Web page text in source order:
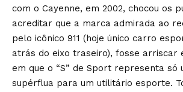
com o Cayenne, em 2002, chocou os
acreditar que a marca admirada ao
pelo icônico 911 (hoje único carro
atrás do eixo traseiro), fosse arriscar
em que o “S” de Sport representa só
supérflua para um utilitário esporte.